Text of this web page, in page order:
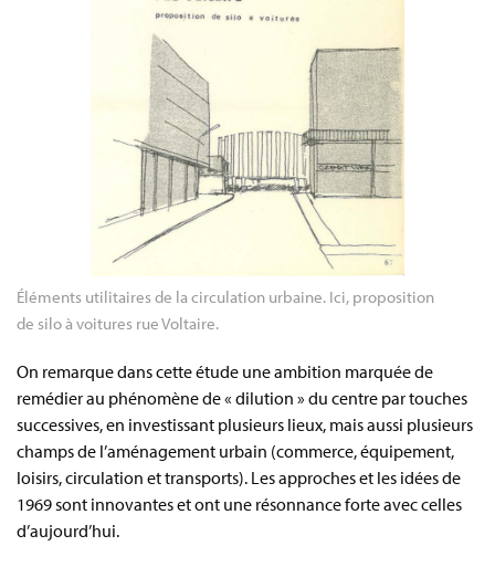
Éléments utilitaires de la circulation urbaine. Ici, proposition
de silo à voitures rue Voltaire.
On remarque dans cette étude une ambition marquée de
remédier au phénomène de « dilution » du centre par touches
successives, en investissant plusieurs lieux, mais aussi plusieurs
champs de l’aménagement urbain (commerce, équipement,
loisirs, circulation et transports). Les approches et les idées de
1969 sont innovantes et ont une résonnance forte avec celles
d’aujourd’hui.